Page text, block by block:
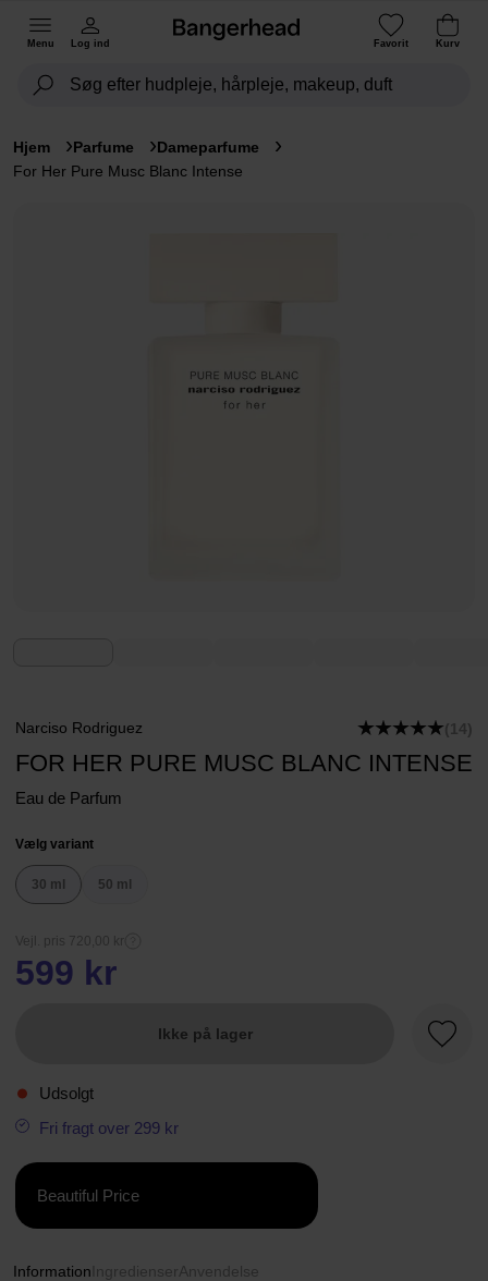
Menu Log ind Favorit Kurv
Hjem Parfume
Dameparfume
For Her Pure Musc Blanc Intense
Narciso Rodriguez (14)
FOR HER PURE MUSC BLANC INTENSE
Eau de Parfum
Vælg variant
30 ml 50 ml
Vejl. pris 720,00 kr
599 kr
Ikke på lager
Udsolgt
Fri fragt over 299 kr
Beautiful Price
Information Ingredienser Anvendelse